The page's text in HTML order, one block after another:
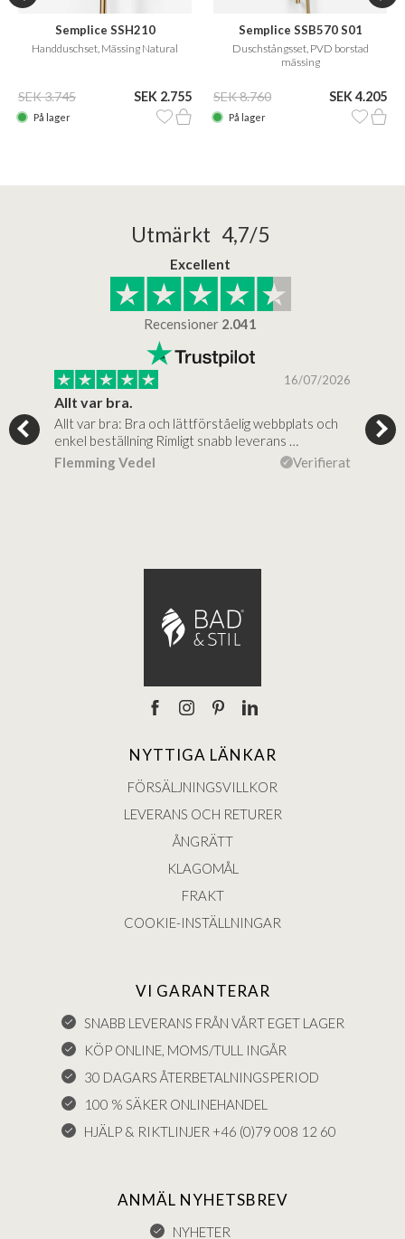
Semplice SSH210
Handduschset, Mässing Natural
SEK 3.745 SEK 2.755
På lager
Semplice SSB570 S01
Duschstångsset, PVD borstad
mässing
SEK 8.760 SEK 4.205
På lager
Utmärkt 4,7/5
Excellent
Recensioner 2.041
16/07/2026
Allt var bra.
Allt var bra: Bra och lättförståelig webbplats och
enkel beställning Rimligt snabb leverans …
Flemming Vedel
Verifierat
Jag
NYTTIGA LÄNKAR
FÖRSÄLJNINGSVILLKOR
LEVERANS OCH RETURER
ÅNGRÄTT
KLAGOMÅL
FRAKT
COOKIE-INSTÄLLNINGAR
VI GARANTERAR
SNABB LEVERANS FRÅN VÅRT EGET LAGER
KÖP ONLINE, MOMS/TULL INGÅR
30 DAGARS ÅTERBETALNINGSPERIOD
100 % SÄKER ONLINEHANDEL
HJÄLP & RIKTLINJER +46 (0)79 008 12 60
ANMÄL NYHETSBREV
NYHETER